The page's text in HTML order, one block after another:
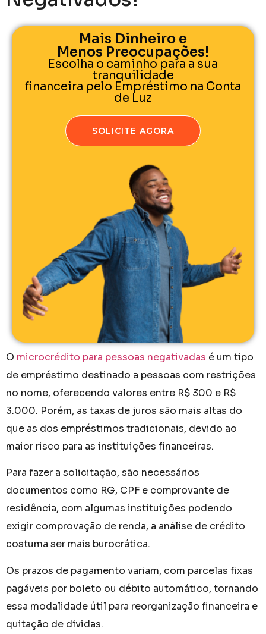
Mais Dinheiro e
Menos Preocupações!
Escolha o caminho para a sua
tranquilidade
financeira pelo Empréstimo na Conta
de Luz
SOLICITE AGORA
O microcrédito para pessoas negativadas é um tipo
de empréstimo destinado a pessoas com restrições
no nome, oferecendo valores entre R$ 300 e R$
3.000. Porém, as taxas de juros são mais altas do
que as dos empréstimos tradicionais, devido ao
maior risco para as instituições financeiras.
Para fazer a solicitação, são necessários
documentos como RG, CPF e comprovante de
residência, com algumas instituições podendo
exigir comprovação de renda, a análise de crédito
costuma ser mais burocrática.
Os prazos de pagamento variam, com parcelas fixas
pagáveis por boleto ou débito automático, tornando
essa modalidade útil para reorganização financeira e
quitação de dívidas.